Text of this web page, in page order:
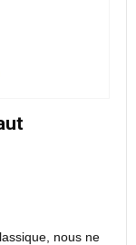
nous ne